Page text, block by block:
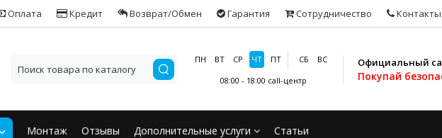
Оплата Кредит Возврат/Обмен Гарантия Сотрудничество Контакты
ПН ВТ СР ЧТ ПТ СБ
ВС
08:00 - 18:00 call-центр
Официальный
Покупай
Монтаж Отзывы Дополнительные услуги Статьи